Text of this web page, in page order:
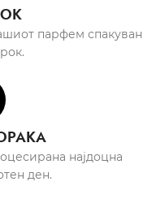
парфем спакуван
најдоцна
ден.